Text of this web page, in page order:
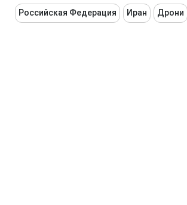
Российская Федерация Иран Дрони